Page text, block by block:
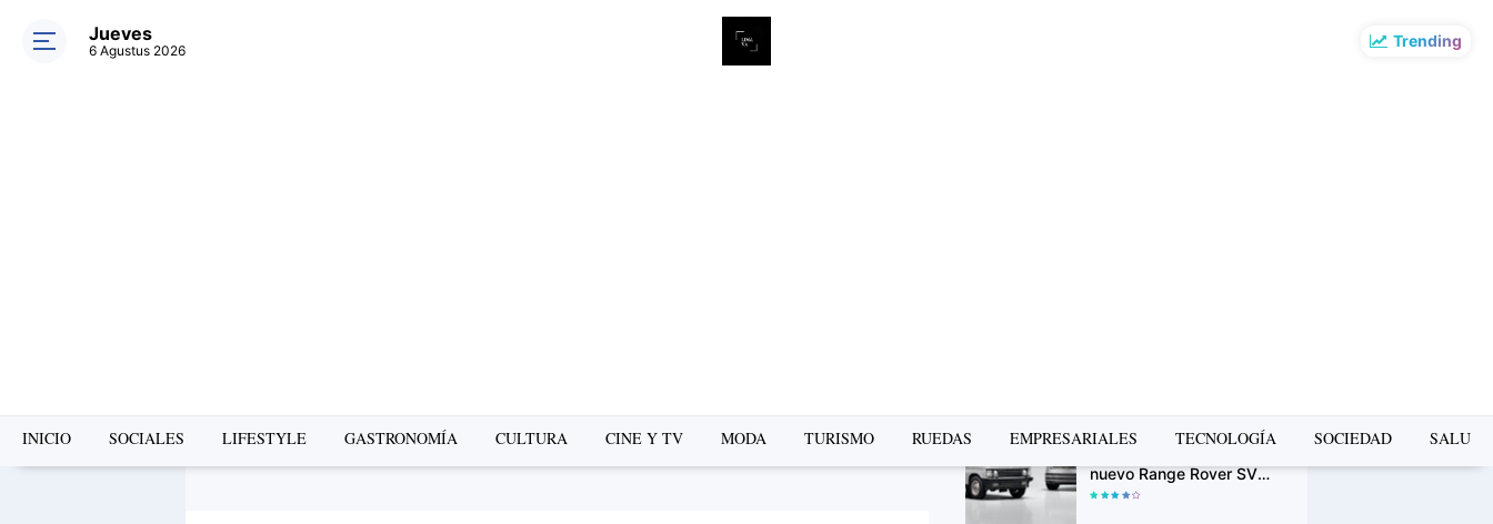
Trending
Jueves
6 Agustus 2026
INICIO SOCIALES LIFESTYLE GASTRONOMÍA CULTURA CINE Y TV MODA TURISMO RUEDAS EMPRESARIALES TECNOLOGÍA SOCIEDAD SALUD
Range Rover Classic
nuevo Range Rover SV
Ultra en Monterey Car